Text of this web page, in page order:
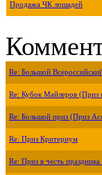
Продажа ЧК лошадей
Re: Большой
Re: Кубок Майлеров (Приз
Re: Большой приз (Приз
Re: Приз Критериум
Re: Приз в честь